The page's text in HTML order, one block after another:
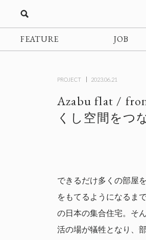
FEATURE JOB
PROJECT 2023.06.21
Azabu flat /
くし空間をつ
できるだけ多くの部屋
をもてるようになるま
の日本の集合住宅。そ
活の場が犠牲となり、